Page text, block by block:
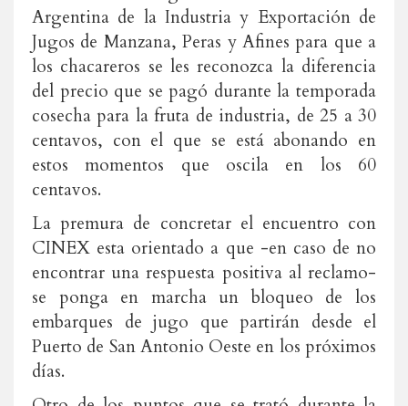
Argentina de la Industria y Exportación de
Jugos de Manzana, Peras y Afines para que a
los chacareros se les reconozca la diferencia
del precio que se pagó durante la temporada
cosecha para la fruta de industria, de 25 a 30
centavos, con el que se está abonando en
estos momentos que oscila en los 60
centavos.
La premura de concretar el encuentro con
CINEX esta orientado a que -en caso de no
encontrar una respuesta positiva al reclamo-
se ponga en marcha un bloqueo de los
embarques de jugo que partirán desde el
Puerto de San Antonio Oeste en los próximos
días.